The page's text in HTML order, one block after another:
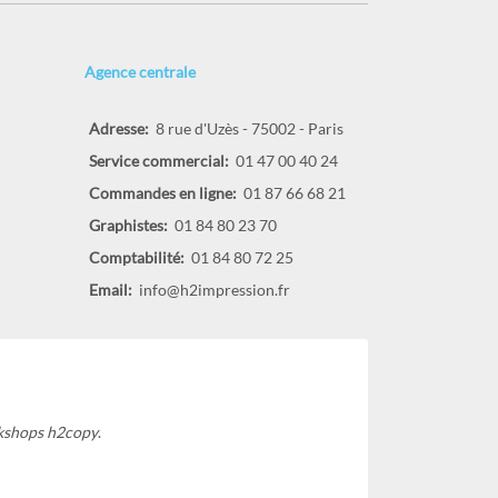
Agence centrale
Adresse: 8 rue d'Uzès - 75002 - Paris
Service commercial: 01 47 00 40 24
Commandes en ligne: 01 87 66 68 21
Graphistes: 01 84 80 23 70
Comptabilité: 01 84 80 72 25
Email: info@h2impression.fr
h2copy.